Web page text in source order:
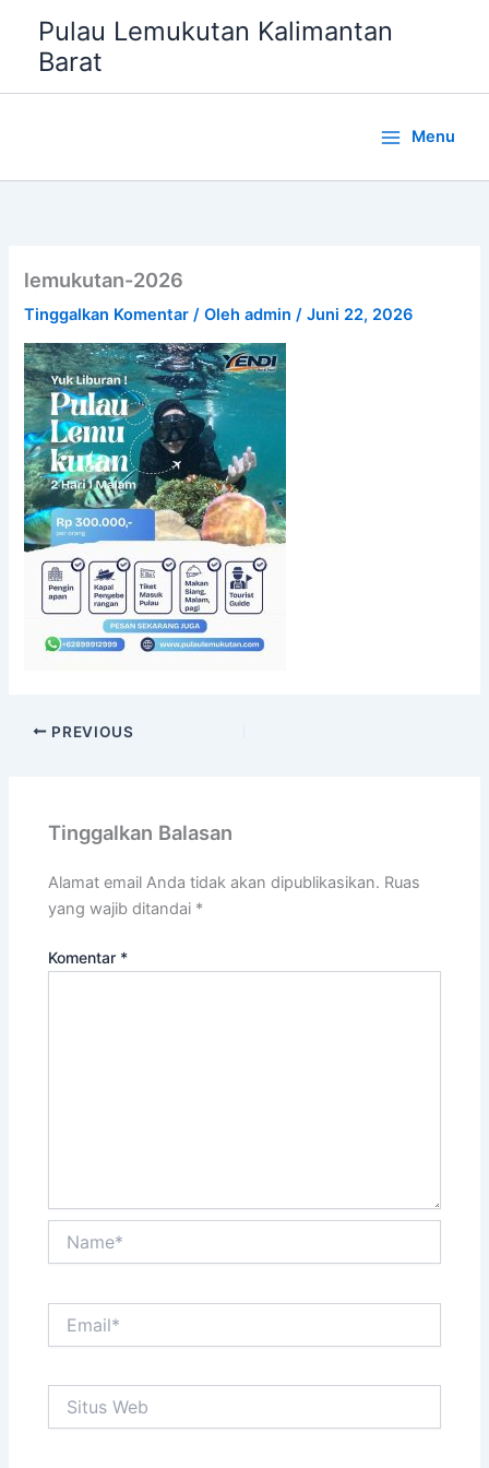
konten
Pulau Lemukutan Kalimantan
Barat
Menu
lemukutan-2026
Tinggalkan Komentar / Olehadmin/Juni 22, 2026
PREVIOUS
Tinggalkan Balasan
Alamat email Anda tidak akan dipublikasikan. Ruas
yang wajib ditandai *
Komentar *
Web